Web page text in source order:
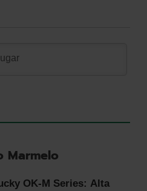
Marmelo
OK-M Series: Alta